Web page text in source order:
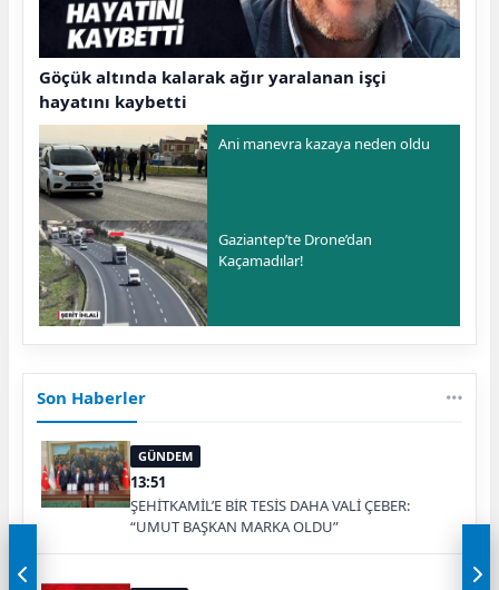
Göçük altında kalarak ağır yaralanan işçi
hayatını kaybetti
Ani manevra kazaya neden oldu
Gaziantep’te Drone’dan
Kaçamadılar!
Son Haberler
GÜNDEM
13:51
ŞEHİTKAMİL’E BİR TESİS DAHA VALİ ÇEBER:
“UMUT BAŞKAN MARKA OLDU”